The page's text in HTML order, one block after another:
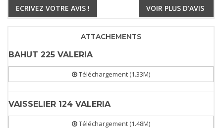
ECRIVEZ VOTRE AVIS ! VOIR PLUS D'AVIS
ATTACHEMENTS
BAHUT 225 VALERIA
Téléchargement (1.33M)
VAISSELIER 124 VALERIA
Téléchargement (1.48M)